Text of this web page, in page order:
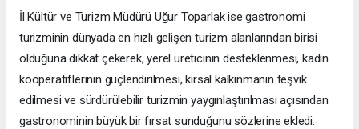
İl Kültür ve Turizm Müdürü Uğur Toparlak ise gastronomi
turizminin dünyada en hızlı gelişen turizm alanlarından birisi
olduğuna dikkat çekerek, yerel üreticinin desteklenmesi, kadın
kooperatiflerinin güçlendirilmesi, kırsal kalkınmanın teşvik
edilmesi ve sürdürülebilir turizmin yaygınlaştırılması açısından
gastronominin büyük bir fırsat sunduğunu sözlerine ekledi.